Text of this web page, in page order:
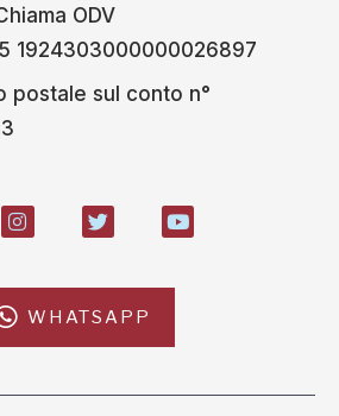
ODV
1924303000000026897
postale sul conto n°
WHATSAPP